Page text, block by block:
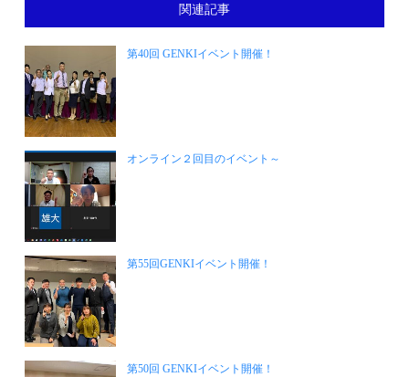
関連記事
第40回 GENKIイベント開催！
オンライン２回目のイベント～
第55回GENKIイベント開催！
第50回 GENKIイベント開催！